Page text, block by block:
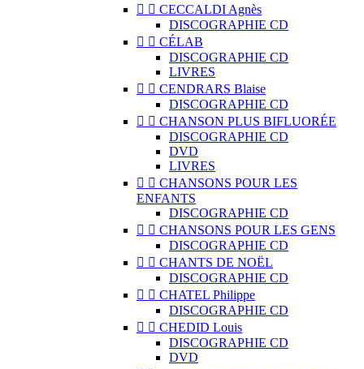
  CECCALDI Agnès
DISCOGRAPHIE CD
  CÉLAB
DISCOGRAPHIE CD
LIVRES
  CENDRARS Blaise
DISCOGRAPHIE CD
  CHANSON PLUS BIFLUORÉE
DISCOGRAPHIE CD
DVD
LIVRES
  CHANSONS POUR LES
ENFANTS
DISCOGRAPHIE CD
  CHANSONS POUR LES GENS
DISCOGRAPHIE CD
  CHANTS DE NOËL
DISCOGRAPHIE CD
  CHATEL Philippe
DISCOGRAPHIE CD
  CHEDID Louis
DISCOGRAPHIE CD
DVD